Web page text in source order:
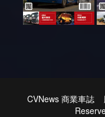
CVNews 商業車誌